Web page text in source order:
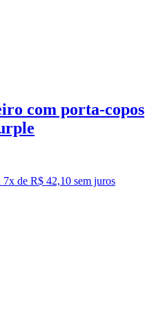
com porta-copos
7x de R$ 42,10 sem juros